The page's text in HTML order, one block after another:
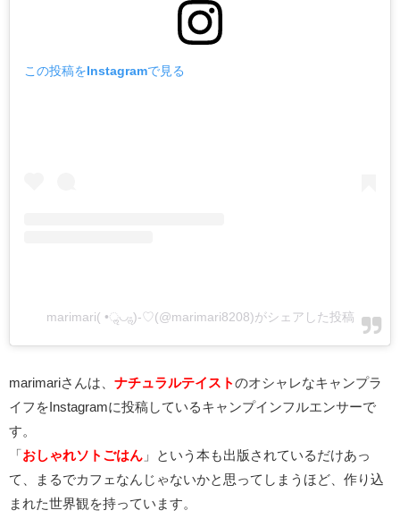
この投稿をInstagramで見る
marimari( •ॢ◡-ॢ)-♡(@marimari8208)がシェアした投稿
marimariさんは、 ナチュラルテイスト のオシャレなキャンプラ
イフをInstagramに投稿しているキャンプインフルエンサーで
す。
「 おしゃれソトごはん 」という本も出版されているだけあっ
て、まるでカフェなんじゃないかと思ってしまうほど、作り込
まれた世界観を持っています。